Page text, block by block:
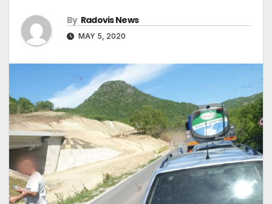
By Radovis News
MAY 5, 2020